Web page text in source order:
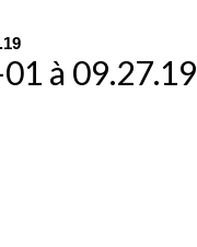
à 09.27.19